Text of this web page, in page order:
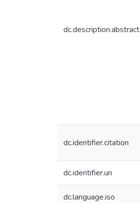
dc.description.abstract
dc.identifier.citation
dc.identifier.uri
dc.language.iso